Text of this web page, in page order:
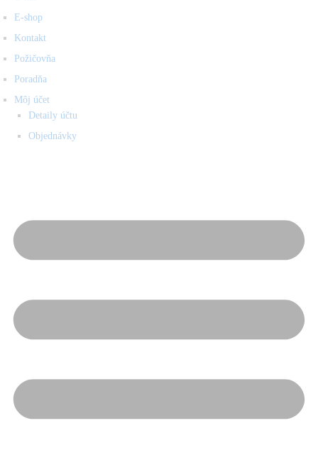
E-shop
Kontakt
Požičovňa
Poradňa
Môj účet
Detaily účtu
Objednávky